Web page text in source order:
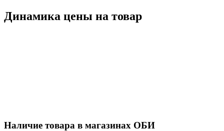
Динамика цены на товар
Наличие товара в магазинах ОБИ